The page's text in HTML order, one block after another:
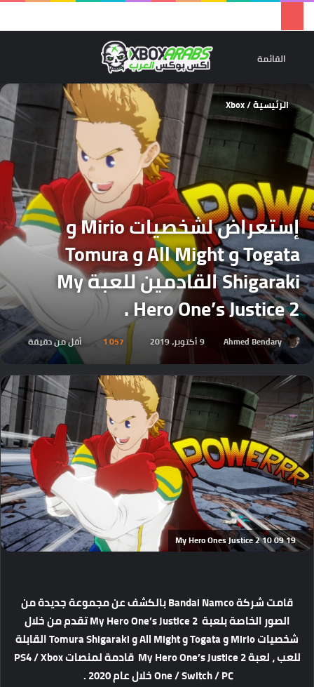
القائمة
الرئيسية/
Xbox
إستعراض لشخصيات Mirio و
Togata و All Might و Tomura
Shigaraki القادمين للعبة My
Hero One’s Justice 2 .
Ahmed Bendary 9 أكتوبر، 2019 1٬057 أقل من دقيقة
My Hero Ones Justice 2 10 09 19
قامت شركة Bandai Namco بالكشف عن مجموعة جديدة من
الصور الخاصة بلعبة My Hero One’s Justice 2 تقدم من خلال
شخصيات Mirio و Togata و All Might و Tomura Shigaraki القابلة
للعب ، لعبة My Hero One’s Justice 2 قادمة لمنصات PS4 / Xbox
One / Switch / PC خلال عام 2020 .